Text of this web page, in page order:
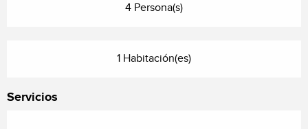
4 Persona(s)
1 Habitación(es)
Servicios